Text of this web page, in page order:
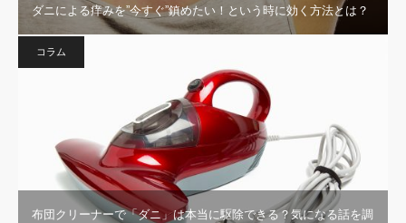
ダニによる痒みを”今すぐ”鎮めたい！という時に効く方法とは？
コラム
布団クリーナーで「ダニ」は本当に駆除できる？気になる話を調